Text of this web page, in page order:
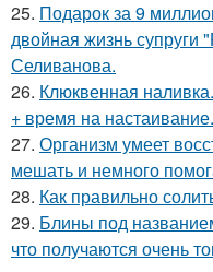
25. Подарок за 9
двойная жизнь
Селиванова.
26. Клюквенная
+ время на настаивание.
27. Организм умеет
мешать и немного
28. Как правильно
29. Блины под
что получаются очень